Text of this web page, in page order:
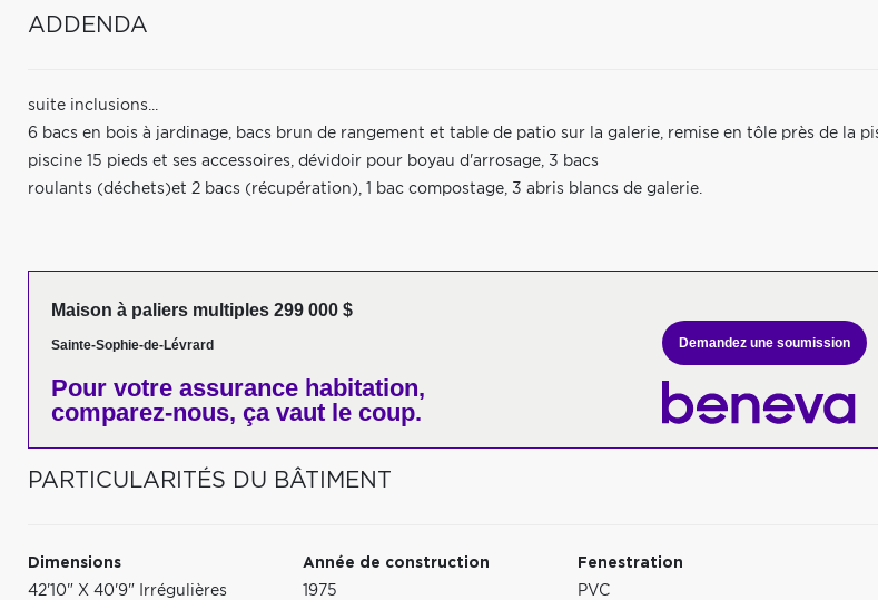
ADDENDA
suite inclusions...
6 bacs en bois à jardinage, bacs brun de rangement et table de patio sur la galerie, remise en tôle près de la
piscine 15 pieds et ses accessoires, dévidoir pour boyau d'arrosage, 3 bacs
roulants (déchets)et 2 bacs (récupération), 1 bac compostage, 3 abris blancs de galerie.
Maison à paliers multiples 299 000 $
Sainte-Sophie-de-Lévrard
Pour votre assurance habitation,
comparez-nous, ça vaut le coup.
Demandez une soumission
PARTICULARITÉS DU BÂTIMENT
Dimensions
42'10" X 40'9" Irrégulières
Année de construction
1975
Fenestration
PVC